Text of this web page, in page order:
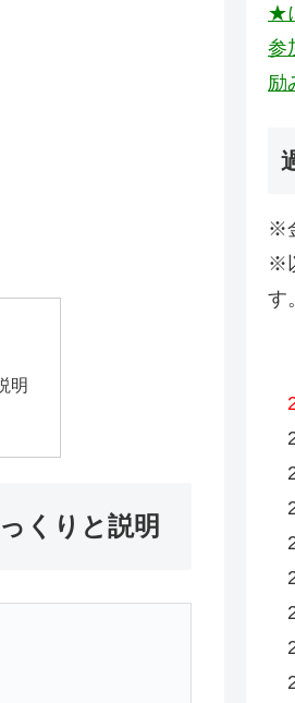
明
くりと説明
★
参
励
※
※
す。